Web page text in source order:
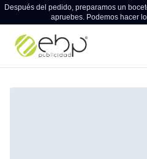
Después del pedido, preparamos un
apruebes. Podemos hacer